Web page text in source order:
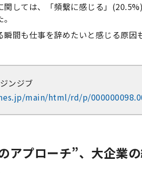
関しては、「頻繫に感じる」
瞬間も仕事を辞めたいと感じる原因
ンジブ
main/html/rd/p/
アプローチ”、大企業